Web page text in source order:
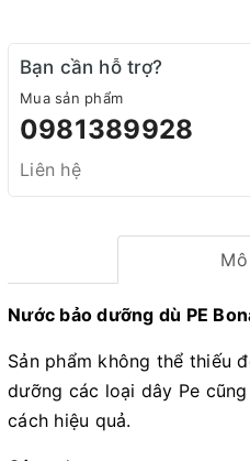
Bạn cần hỗ trợ?
Mua sản phẩm
0981389928
Liên hệ
Nước bảo dưỡng dù PE
Sản phẩm không thể thiếu
dưỡng các loại dây Pe
cách hiệu quả.